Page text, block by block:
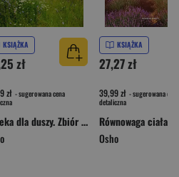
KSIĄŻKA
zł
zł - sugerowana cena
Apteka dla duszy. Zbiór medytacji i ćwiczeń relaksacyjnych. Biblioteka Osho
KSIĄŻKA
27,27 zł
39,99 zł - sugerowana cena
detaliczna
Osho